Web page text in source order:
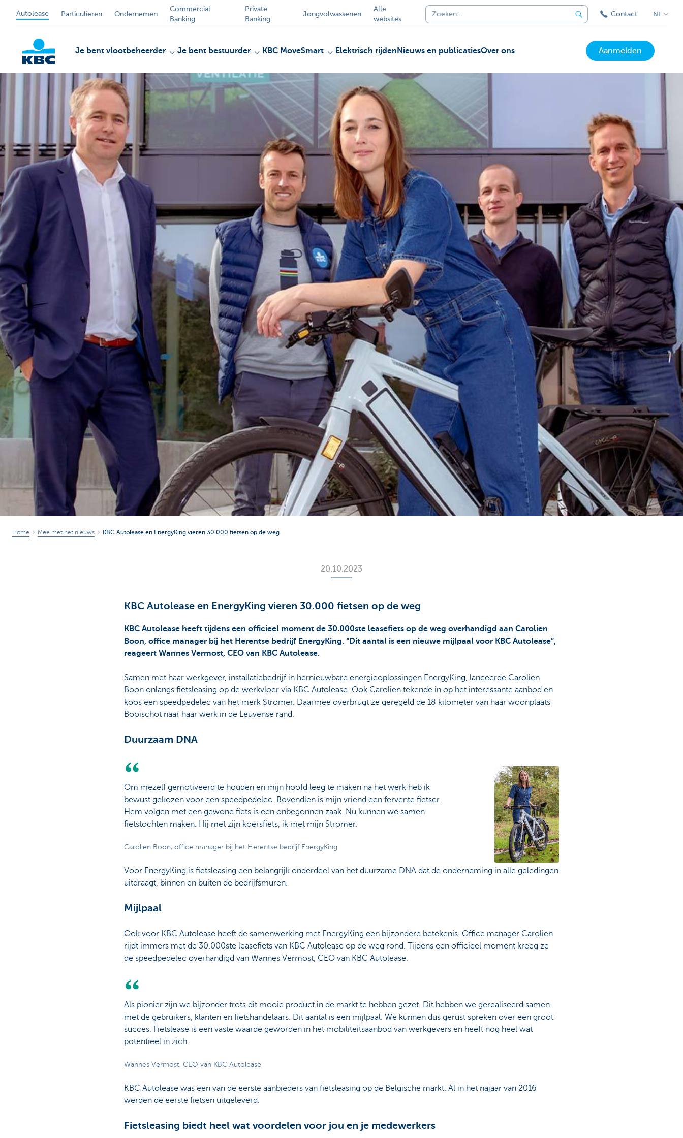
Autolease Particulieren Ondernemen
Commercial
Banking
Private
Banking
Jongvolwassenen
Alle
websites
Contact NL
Corporate
Je bent vlootbeheerder Je bent bestuurder KBC MoveSmart Elektrisch rijden Nieuws en publicatiesOver ons Aanmelden
Home Mee met het nieuws KBC Autolease en EnergyKing vieren 30.000 fietsen op de weg
20.10.2023
KBC Autolease en EnergyKing vieren 30.000 fietsen op de weg
KBC Autolease heeft tijdens een officieel moment de 30.000ste leasefiets op de weg overhandigd aan Carolien
Boon, office manager bij het Herentse bedrijf EnergyKing. “Dit aantal is een nieuwe mijlpaal voor KBC Autolease”,
reageert Wannes Vermost, CEO van KBC Autolease.
Samen met haar werkgever, installatiebedrijf in hernieuwbare energieoplossingen EnergyKing, lanceerde Carolien
Boon onlangs fietsleasing op de werkvloer via KBC Autolease. Ook Carolien tekende in op het interessante aanbod en
koos een speedpedelec van het merk Stromer. Daarmee overbrugt ze geregeld de 18 kilometer van haar woonplaats
Booischot naar haar werk in de Leuvense rand.
Duurzaam DNA
Om mezelf gemotiveerd te houden en mijn hoofd leeg te maken na het werk heb ik
bewust gekozen voor een speedpedelec. Bovendien is mijn vriend een fervente fietser.
Hem volgen met een gewone fiets is een onbegonnen zaak. Nu kunnen we samen
fietstochten maken. Hij met zijn koersfiets, ik met mijn Stromer.
Carolien Boon, office manager bij het Herentse bedrijf EnergyKing
Voor EnergyKing is fietsleasing een belangrijk onderdeel van het duurzame DNA dat de onderneming in alle geledingen
uitdraagt, binnen en buiten de bedrijfsmuren.
Mijlpaal
Ook voor KBC Autolease heeft de samenwerking met EnergyKing een bijzondere betekenis. Office manager Carolien
rijdt immers met de 30.000ste leasefiets van KBC Autolease op de weg rond. Tijdens een officieel moment kreeg ze
de speedpedelec overhandigd van Wannes Vermost, CEO van KBC Autolease.
Als pionier zijn we bijzonder trots dit mooie product in de markt te hebben gezet. Dit hebben we gerealiseerd samen
met de gebruikers, klanten en fietshandelaars. Dit aantal is een mijlpaal. We kunnen dus gerust spreken over een groot
succes. Fietslease is een vaste waarde geworden in het mobiliteitsaanbod van werkgevers en heeft nog heel wat
potentieel in zich.
Wannes Vermost, CEO van KBC Autolease
KBC Autolease was een van de eerste aanbieders van fietsleasing op de Belgische markt. Al in het najaar van 2016
werden de eerste fietsen uitgeleverd.
Fietsleasing biedt heel wat voordelen voor jou en je medewerkers